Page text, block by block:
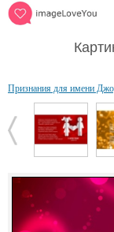
Признания для имени